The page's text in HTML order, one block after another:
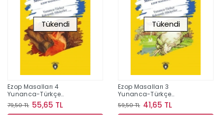
Tükendi
Ezop Masalları 4
Yunanca-Türkçe
Bakışımlı Hikayeler Orta
seviye
79,50 TL 55,65 TL
Tükendi
Ezop Masalları 3
Yunanca-Türkçe
Bakışımlı Hikayeler Orta
seviye
59,50 TL 41,65 TL